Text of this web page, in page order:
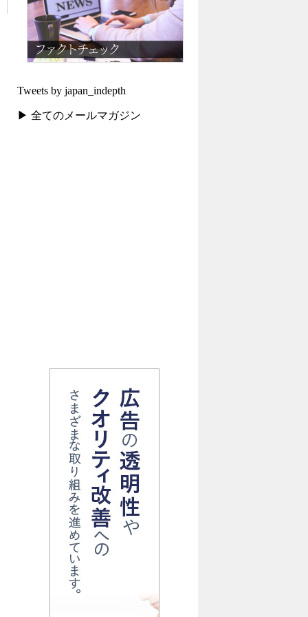
Tweets by japan_indepth
▶ 全てのメールマガジン